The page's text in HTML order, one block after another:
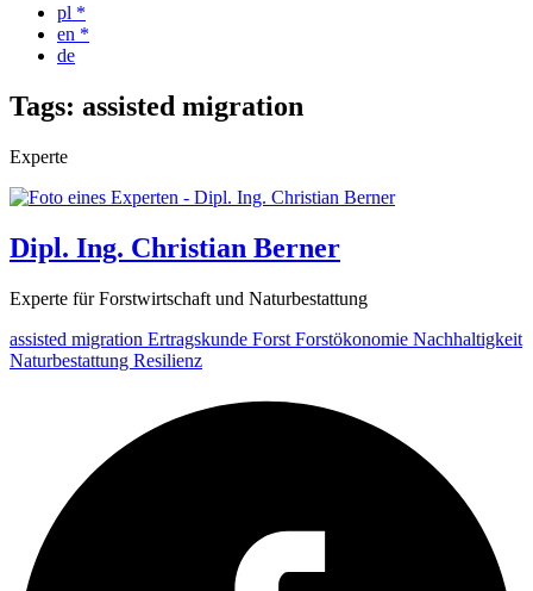
pl *
en *
de
Tags: assisted migration
Experte
Dipl. Ing. Christian Berner
Experte für Forstwirtschaft und Naturbestattung
assisted migration Ertragskunde Forst Forstökonomie Nachhaltigkeit
Naturbestattung Resilienz